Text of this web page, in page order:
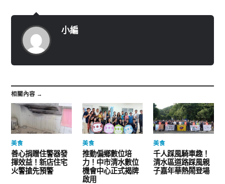
小編
相關內容 →
美食
善心捐贈住警器發
揮效益！新店住宅
火警搶先預警
美食
推動偏鄉數位培
力！中市清水數位
機會中心正式揭牌
啟用
美食
千人踩風騎車趣！
清水區道路踩風親
子嘉年華熱鬧登場